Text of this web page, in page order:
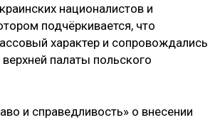
националистов и
подчёркивается, что
характер и сопровождались
палаты польского
и справедливость» о внесении